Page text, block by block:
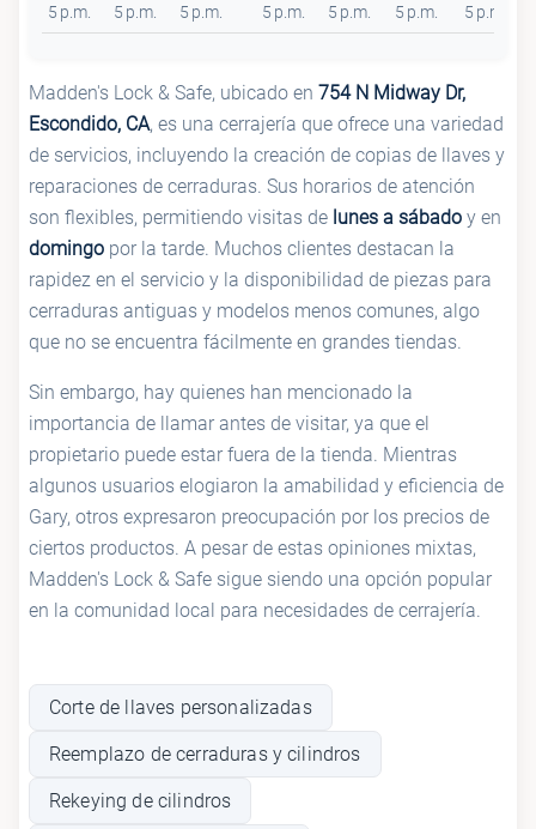
5 p.m.
5 p.m.
5 p.m.
5 p.m.
5 p.m.
5 p.m.
5 p.m.
Madden's Lock & Safe, ubicado en 754 N Midway Dr,
Escondido, CA, es una cerrajería que ofrece una variedad
de servicios, incluyendo la creación de copias de llaves y
reparaciones de cerraduras. Sus horarios de atención
son flexibles, permitiendo visitas de lunes a sábado y en
domingo por la tarde. Muchos clientes destacan la
rapidez en el servicio y la disponibilidad de piezas para
cerraduras antiguas y modelos menos comunes, algo
que no se encuentra fácilmente en grandes tiendas.
Sin embargo, hay quienes han mencionado la
importancia de llamar antes de visitar, ya que el
propietario puede estar fuera de la tienda. Mientras
algunos usuarios elogiaron la amabilidad y eficiencia de
Gary, otros expresaron preocupación por los precios de
ciertos productos. A pesar de estas opiniones mixtas,
Madden's Lock & Safe sigue siendo una opción popular
en la comunidad local para necesidades de cerrajería.
Corte de llaves personalizadas
Reemplazo de cerraduras y cilindros
Rekeying de cilindros